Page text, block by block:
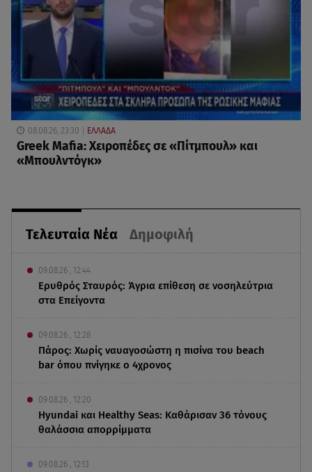
Τελευταία Νέα Δημοφιλή
09.08.26 , 12:44
Ερυθρός Σταυρός: Άγρια επίθεση σε νοσηλεύτρια
στα Επείγοντα
09.08.26 , 12:28
Πάρος: Χωρίς ναυαγοσώστη η πισίνα του beach
bar όπου πνίγηκε ο 4χρονος
09.08.26 , 12:20
Hyundai και Healthy Seas: Καθάρισαν 36 τόνους
θαλάσσια απορρίμματα
09.08.26 , 12:13
08.08.26, 23:30 ΕΛΛΑΔΑ
Greek Mafia: Χειροπέδες σε «Πίτμπουλ» και
«Μπουλντόγκ»